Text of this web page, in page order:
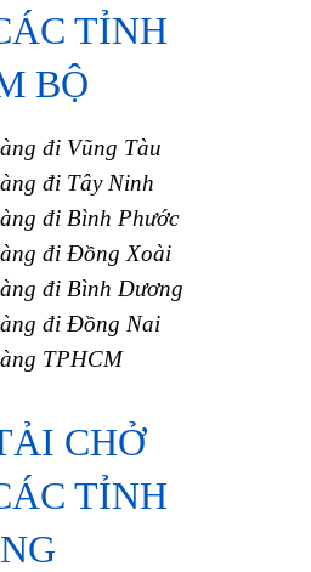
TỈNH
BỘ
đi Vũng Tàu
đi Tây Ninh
đi Bình Phước
đi Đồng Xoài
đi Bình Dương
đi Đồng Nai
TPHCM
CHỞ
TỈNH